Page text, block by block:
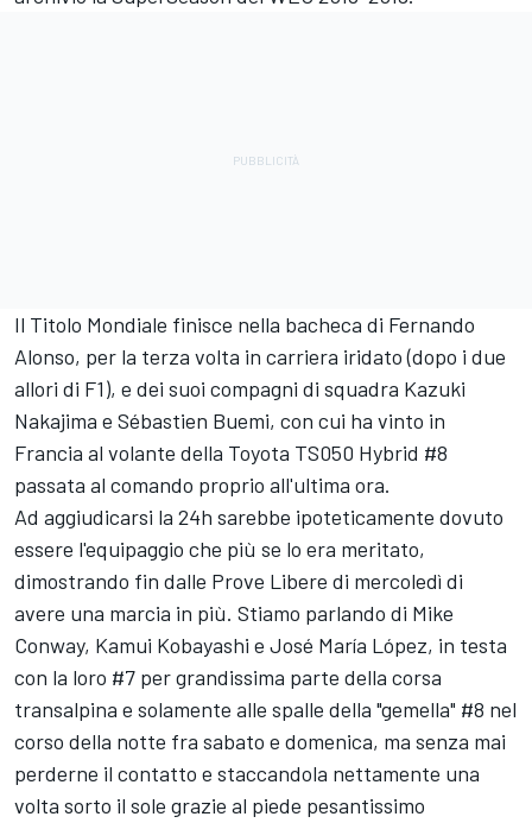
Il Titolo Mondiale finisce nella bacheca di Fernando
Alonso, per la terza volta in carriera iridato (dopo i due
allori di F1), e dei suoi compagni di squadra Kazuki
Nakajima e Sébastien Buemi, con cui ha vinto in
Francia al volante della Toyota TS050 Hybrid #8
passata al comando proprio all'ultima ora.
Ad aggiudicarsi la 24h sarebbe ipoteticamente dovuto
essere l'equipaggio che più se lo era meritato,
dimostrando fin dalle Prove Libere di mercoledì di
avere una marcia in più. Stiamo parlando di Mike
Conway, Kamui Kobayashi e José María López, in testa
con la loro #7 per grandissima parte della corsa
transalpina e solamente alle spalle della "gemella" #8 nel
corso della notte fra sabato e domenica, ma senza mai
perderne il contatto e staccandola nettamente una
volta sorto il sole grazie al piede pesantissimo